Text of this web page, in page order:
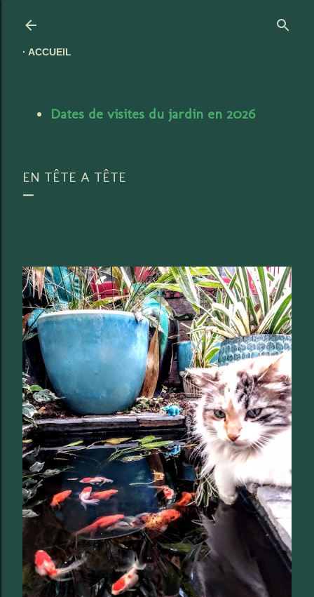
ACCUEIL
Dates de visites du jardin en 2026
EN TÊTE A TÊTE